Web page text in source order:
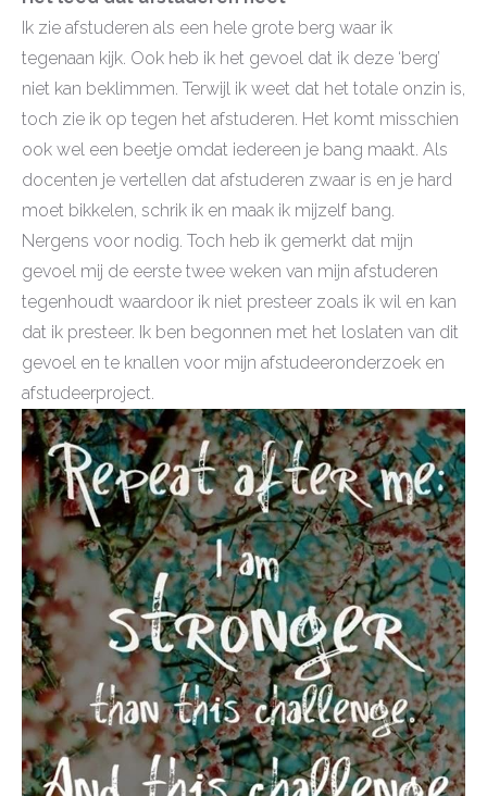
Ik zie afstuderen als een hele grote berg waar ik
tegenaan kijk. Ook heb ik het gevoel dat ik deze ‘berg’
niet kan beklimmen. Terwijl ik weet dat het totale onzin is,
toch zie ik op tegen het afstuderen. Het komt misschien
ook wel een beetje omdat iedereen je bang maakt. Als
docenten je vertellen dat afstuderen zwaar is en je hard
moet bikkelen, schrik ik en maak ik mijzelf bang.
Nergens voor nodig. Toch heb ik gemerkt dat mijn
gevoel mij de eerste twee weken van mijn afstuderen
tegenhoudt waardoor ik niet presteer zoals ik wil en kan
dat ik presteer. Ik ben begonnen met het loslaten van dit
gevoel en te knallen voor mijn afstudeeronderzoek en
afstudeerproject.